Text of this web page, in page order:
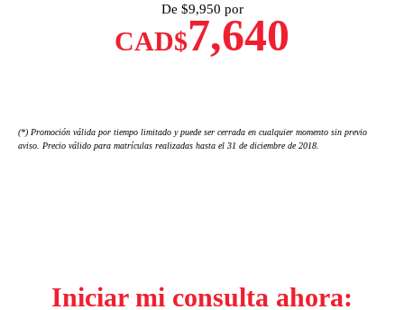
De $9,950 por
CAD$7,640
(*) Promoción válida por tiempo limitado y puede ser cerrada en cualquier momento sin previo
aviso. Precio válido para matrículas realizadas hasta el 31 de diciembre de 2018.
Iniciar mi consulta ahora: